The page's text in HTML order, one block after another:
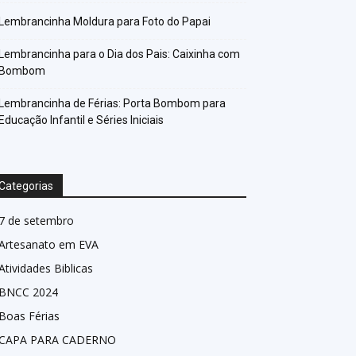
Moldura para Foto do Papai
para o Dia dos Pais: Caixinha com
de Férias: Porta Bombom para
Infantil e Séries Iniciais
de setembro
em EVA
Biblicas
2024
Férias
PARA CADERNO